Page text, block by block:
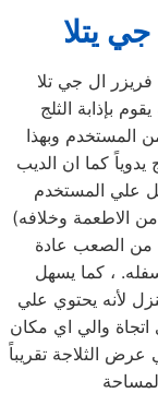
يتلا
ال جي تلا
بإذابة الثلج
المستخدم وبهذا
كما ان الديب
علي المستخدم
الاطعمة وخلافه)
من الصعب عادة
، كما يسهل
لأنه يحتوي علي
والي اي مكان
عرض الثلاجة تقريباً